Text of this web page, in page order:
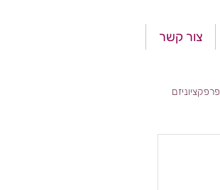
צור קשר
פרפקציוניזם